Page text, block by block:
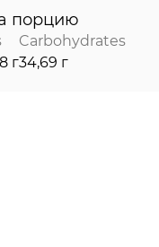
порцию
г
Carbohydrates
34,69 г